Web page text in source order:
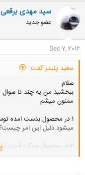
و
ع
ک
ن
ن
د
م
ض
و
ع
ی
ر
سید مهدی برقعی
عضو جدید
Dec 7, 2012
سعید پلیمر گفت:
سلام
ببخشید من یه چند تا سوال
ممنون میشم
1-در محصول بدست امده
میشود.دلیل این امر
2-در محصول ممکن است
این امر چیست؟ راهکار حذف